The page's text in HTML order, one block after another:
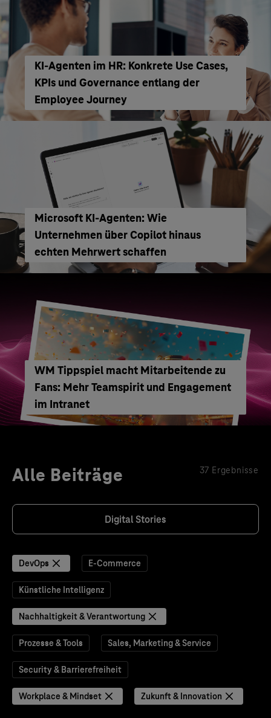
KI‑Agenten im HR: Konkrete Use Cases,
KPIs und Governance entlang der
Employee Journey
Microsoft KI-Agenten: Wie
Unternehmen über Copilot hinaus
echten Mehrwert schaffen
WM Tippspiel macht Mitarbeitende zu
Fans: Mehr Teamspirit und Engagement
im Intranet
Alle Beiträge 37 Ergebnisse
Digital Stories
DevOps E-Commerce
Künstliche Intelligenz
Nachhaltigkeit & Verantwortung
Prozesse & Tools Sales, Marketing & Service
Security & Barrierefreiheit
Workplace & Mindset Zukunft & Innovation